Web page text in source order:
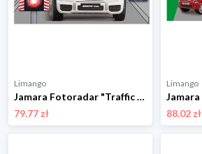
Limango
Jamara Fotoradar "Traffic Flash" - 3+ rozmiar: onesize
79.77 zł
Limango
88.02 zł